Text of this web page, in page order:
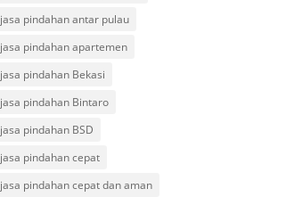
jasa pindahan antar pulau
jasa pindahan apartemen
jasa pindahan Bekasi
jasa pindahan Bintaro
jasa pindahan BSD
jasa pindahan cepat
jasa pindahan cepat dan aman